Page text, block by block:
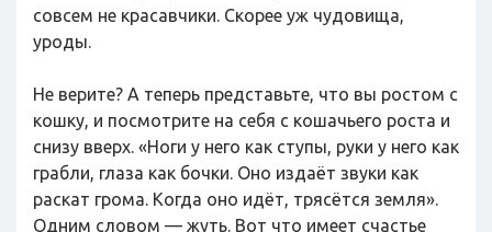
совсем не красавчики. Скорее уж чудовища,
уроды.
Не верите? А теперь представьте, что вы ростом с
кошку, и посмотрите на себя с кошачьего роста и
снизу вверх. «Ноги у него как ступы, руки у него как
грабли, глаза как бочки. Оно издаёт звуки как
раскат грома. Когда оно идёт, трясётся земля».
Одним словом — жуть. Вот что имеет счастье